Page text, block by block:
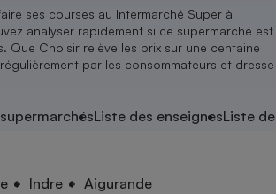
ses courses au Intermarché Super à
analyser rapidement si ce supermarché est
Que Choisir relève les prix sur une centaine
par les consommateurs et dresse
Liste des enseignesListe
Indre Aigurande
Agriculture
Produit alimentaire
Achat - Vente - Location
Carburant
Magasin - Grande surface
Marketing - Fidélisation
Air
Eau
Location
Sport
Vacances - Tourisme
électrique
Senior
Service marchand
association locale
présidente
locales
Que Choisir Ensemble